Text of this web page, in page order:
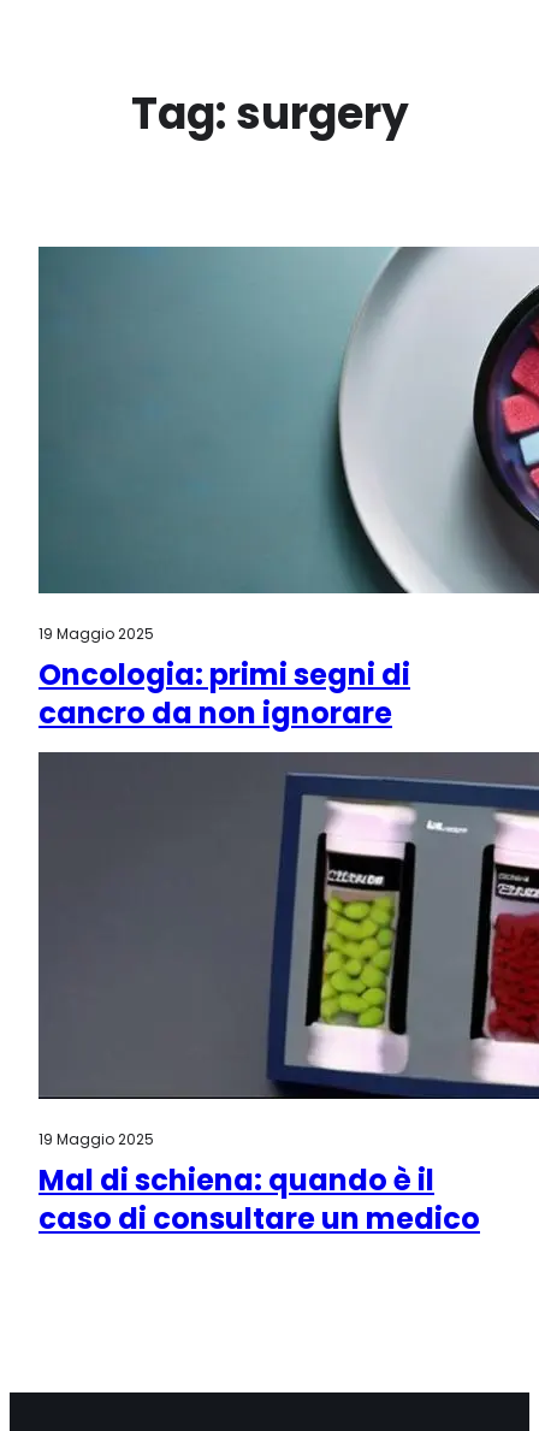
Tag:surgery
19 Maggio 2025
Oncologia: primi segni di
cancro da non ignorare
19 Maggio 2025
Mal di schiena: quando è il
caso di consultare un medico